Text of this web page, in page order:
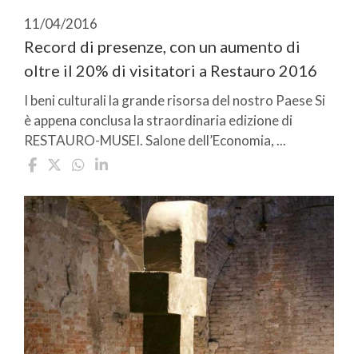
11/04/2016
Record di presenze, con un aumento di
oltre il 20% di visitatori a Restauro 2016
I beni culturali la grande risorsa del nostro Paese Si
è appena conclusa la straordinaria edizione di
RESTAURO-MUSEI. Salone dell’Economia, ...